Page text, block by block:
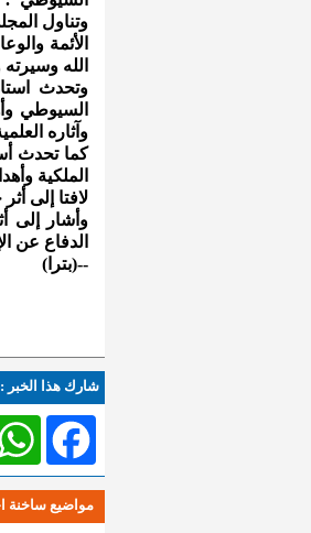
وتناول
الأئمة
الله
وتحدث
السيوطي
وآثاره
كما تحدث
الملكية
لافتا إلى
وأشار إلى
الدفاع عن
--(بترا)
شارك هذا الخبر :
Facebook
مواضيع ساخنة